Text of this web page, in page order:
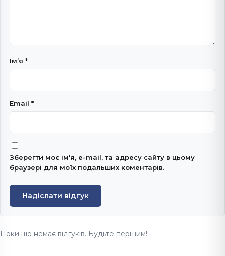
Імʼя *
Email *
Зберегти моє ім'я, e-mail, та адресу сайту в цьому
браузері для моїх подальших коментарів.
Надіслати відгук
Поки що немає відгуків. Будьте першим!